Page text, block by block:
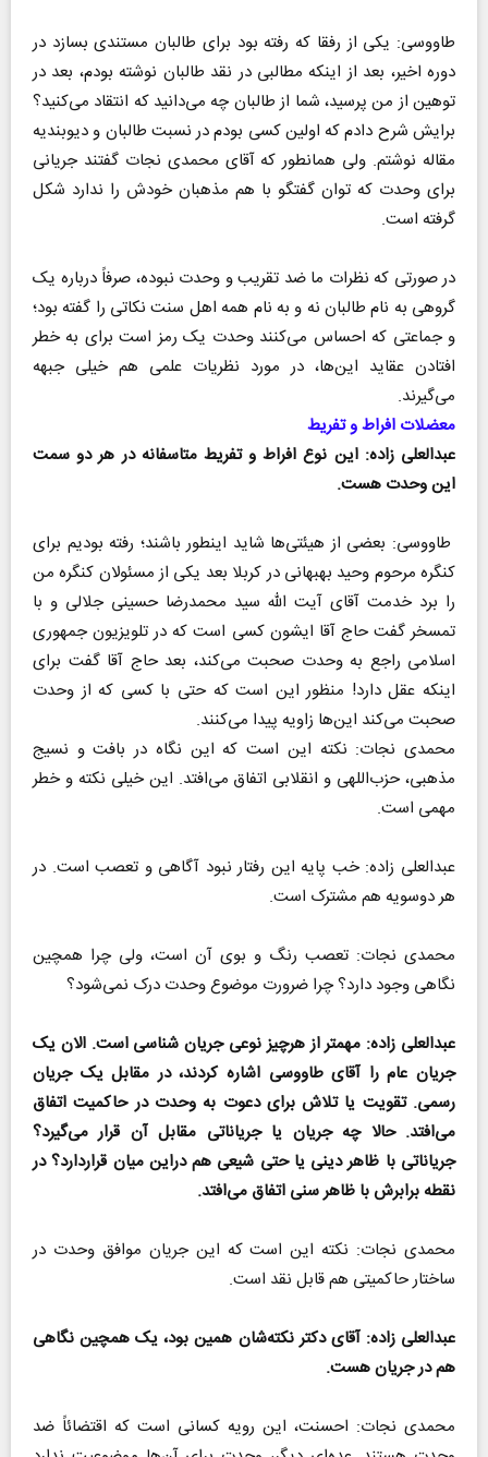
طاووسی: یکی از رفقا که رفته بود برای طالبان مستندی بسازد در
دوره اخیر، بعد از اینکه مطالبی در نقد طالبان نوشته بودم، بعد در
توهین از من پرسید، شما از طالبان چه می‌دانید که انتقاد می‌کنید؟
برایش شرح دادم که اولین کسی بودم در نسبت طالبان و دیوبندیه
مقاله نوشتم. ولی همانطور که آقای محمدى نجات گفتند جریانی
برای وحدت که توان گفتگو با هم مذهبان خودش را ندارد شکل
گرفته است.
در صورتی که نظرات ما ضد تقریب و وحدت نبوده، صرفاً درباره یک
گروهی به نام طالبان نه و به نام همه اهل سنت نکاتی را گفته بود؛
و جماعتی که احساس می‌کنند وحدت یک رمز است برای به خطر
افتادن عقاید این‌ها، در مورد نظریات علمی هم خیلی جبهه
می‌گیرند.
معضلات افراط و تفریط
عبدالعلی زاده: این نوع افراط و تفریط متاسفانه در هر دو سمت
این وحدت هست.
طاووسی: بعضی از هیئتی‌ها شاید اینطور باشند؛ رفته بودیم برای
کنگره مرحوم وحید بهبهانی در کربلا بعد یکی از مسئولان کنگره من
را برد خدمت آقای آیت الله سید محمدرضا حسینی جلالی و با
تمسخر گفت حاج آقا ایشون کسی است که در تلویزیون جمهوری
اسلامی راجع به وحدت صحبت می‌کند، بعد حاج آقا گفت برای
اینکه عقل دارد! منظور این است که حتی با کسی که از وحدت
صحبت می‌کند این‌ها زاویه پیدا می‌کنند.
محمدی نجات: نکته این است که این نگاه در بافت و نسیج
مذهبی، حزب‌اللهی و انقلابی اتفاق می‌افتد. این خیلی نکته و خطر
مهمی است.
عبدالعلی زاده: خب پایه این رفتار نبود آگاهی و تعصب است. در
هر دوسویه هم مشترک است.
محمدی نجات: تعصب رنگ و بوی آن است، ولی چرا همچین
نگاهی وجود دارد؟ چرا ضرورت موضوع وحدت درک نمی‌شود؟
عبدالعلی زاده: مهمتر از هرچیز نوعی جریان شناسی است. الان یک
جریان عام را آقای طاووسی اشاره کردند، در مقابل یک جریان
رسمی. تقویت یا تلاش برای دعوت به وحدت در حاکمیت اتفاق
می‌افتد. حالا چه جریان یا جریاناتی مقابل آن قرار می‌گیرد؟
جریاناتی با ظاهر دینی یا حتی شیعی هم دراین میان قراردارد؟ در
نقطه برابرش با ظاهر سنی اتفاق می‌افتد.
محمدی نجات: نکته این است که این جریان موافق وحدت در
ساختار حاکمیتی هم قابل نقد است.
عبدالعلی زاده: آقای دکتر نکته‌شان همین بود، یک همچین نگاهی
هم در جریان هست.
محمدی نجات: احسنت، این رویه کسانی است که اقتضائاً ضد